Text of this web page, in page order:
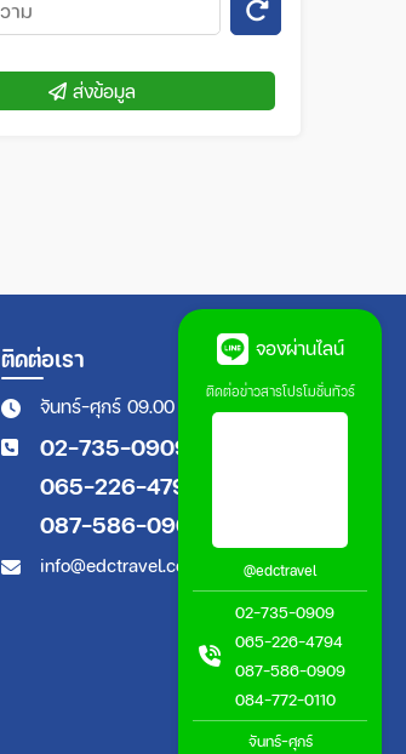
ส่งข้อมูล
ติดต่อเรา
จันทร์-ศุกร์ 09.00 - 18.00 น.
02-735-0909
065-226-4794
087-586-0909
info@edctravel.co.th
จองผ่านไลน์
ติดต่อข่าวสารโปรโมชั่นทัวร์
@edctravel
02-735-0909
065-226-4794
087-586-0909
084-772-0110
จันทร์-ศุกร์